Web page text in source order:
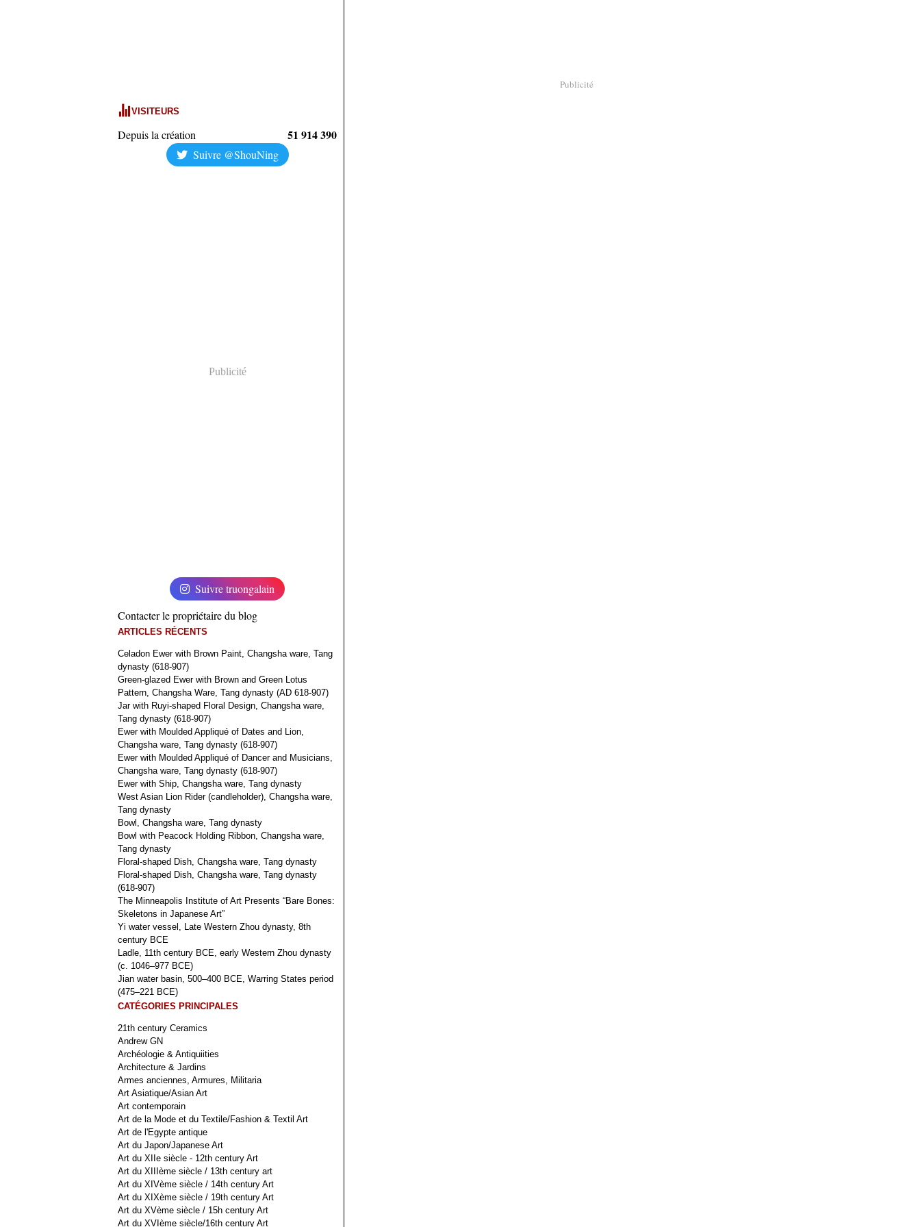
VISITEURS
Depuis la création 51 914 390
Suivre @ShouNing
Publicité
Suivre truongalain
Contacter le propriétaire du blog
ARTICLES RÉCENTS
Celadon Ewer with Brown Paint, Changsha ware, Tang
dynasty (618-907)
Green-glazed Ewer with Brown and Green Lotus
Pattern, Changsha Ware, Tang dynasty (AD 618-907)
Jar with Ruyi-shaped Floral Design, Changsha ware,
Tang dynasty (618-907)
Ewer with Moulded Appliqué of Dates and Lion,
Changsha ware, Tang dynasty (618-907)
Ewer with Moulded Appliqué of Dancer and Musicians,
Changsha ware, Tang dynasty (618-907)
Ewer with Ship, Changsha ware, Tang dynasty
West Asian Lion Rider (candleholder), Changsha ware,
Tang dynasty
Bowl, Changsha ware, Tang dynasty
Bowl with Peacock Holding Ribbon, Changsha ware,
Tang dynasty
Floral-shaped Dish, Changsha ware, Tang dynasty
Floral-shaped Dish, Changsha ware, Tang dynasty
(618-907)
The Minneapolis Institute of Art Presents “Bare Bones:
Skeletons in Japanese Art”
Yi water vessel, Late Western Zhou dynasty, 8th
century BCE
Ladle, 11th century BCE, early Western Zhou dynasty
(c. 1046–977 BCE)
Jian water basin, 500–400 BCE, Warring States period
(475–221 BCE)
CATÉGORIES PRINCIPALES
21th century Ceramics
Andrew GN
Archéologie & Antiquiities
Architecture & Jardins
Armes anciennes, Armures, Militaria
Art Asiatique/Asian Art
Art contemporain
Art de la Mode et du Textile/Fashion & Textil Art
Art de l'Egypte antique
Art du Japon/Japanese Art
Art du XIIe siècle - 12th century Art
Art du XIIIème siècle / 13th century art
Art du XIVème siècle / 14th century Art
Art du XIXème siècle / 19th century Art
Art du XVème siècle / 15h century Art
Art du XVIème siècle/16th century Art
Publicité